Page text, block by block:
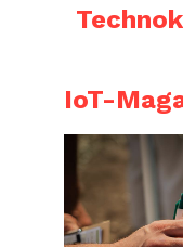
IoT-